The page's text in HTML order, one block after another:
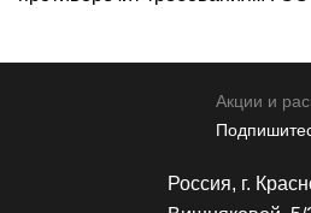
Акции и
Россия, г.